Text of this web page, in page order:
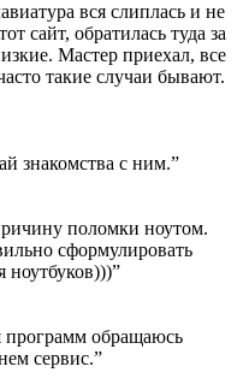
вся слиплась и не
сайт, обратилась туда за
Мастер приехал, все
такие случаи бывают.
знакомства с ним.”
поломки ноутом.
сформулировать
ноутбуков)))”
программ обращаюсь
сервис.”